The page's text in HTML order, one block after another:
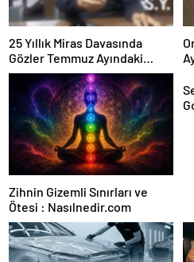
25 Yıllık Miras Davasında
Gözler Temmuz Ayındaki
Karar Duruşmasına Çevrildi
Zihnin Gizemli Sınırları ve
Ötesi : Nasılnedir.com
Serjoy